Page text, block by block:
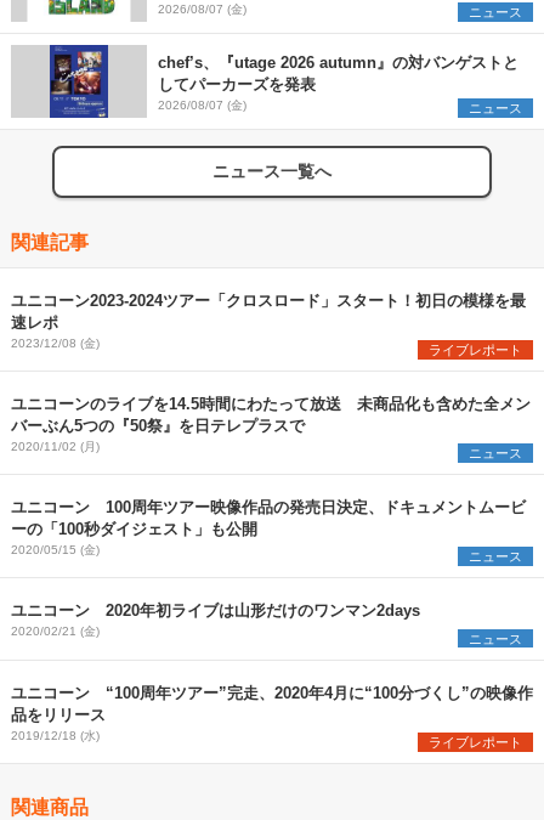
発表 ワークショップ・アート出展者を募集
2026/08/07 (金) ニュース
chef’s、『utage 2026 autumn』の対バンゲストと
してパーカーズを発表
2026/08/07 (金) ニュース
ニュース一覧へ
関連記事
ユニコーン2023-2024ツアー「クロスロード」スタート！初日の模様を最
速レポ
2023/12/08 (金) ライブレポート
ユニコーンのライブを14.5時間にわたって放送 未商品化も含めた全メン
バーぶん5つの『50祭』を日テレプラスで
2020/11/02 (月) ニュース
ユニコーン 100周年ツアー映像作品の発売日決定、ドキュメントムービ
ーの「100秒ダイジェスト」も公開
2020/05/15 (金) ニュース
ユニコーン 2020年初ライブは山形だけのワンマン2days
2020/02/21 (金) ニュース
ユニコーン “100周年ツアー”完走、2020年4月に“100分づくし”の映像作
品をリリース
2019/12/18 (水) ライブレポート
関連商品